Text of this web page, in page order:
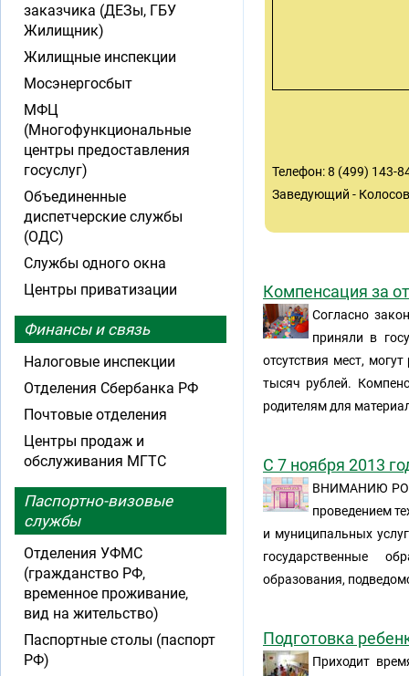
Телефон: 8 (499) 143-
Заведующий -
Компенсация за
Согласно
приняли в
отсутствия мест,
тысяч рублей.
родителям для
С 7 ноября 2013
ВНИМАНИЮ
проведением
и муниципальных
государственные
образования,
Подготовка
Приходит
заказчика (ДЕЗы, ГБУ
Жилищник)
Жилищные инспекции
Мосэнергосбыт
МФЦ
(Многофункциональные
центры предоставления
госуслуг)
Объединенные
диспетчерские службы
(ОДС)
Службы одного окна
Центры приватизации
Финансы и связь
Налоговые инспекции
Отделения Сбербанка РФ
Почтовые отделения
Центры продаж и
обслуживания МГТС
Паспортно-визовые
службы
Отделения УФМС
(гражданство РФ,
временное проживание,
вид на жительство)
Паспортные столы (паспорт
РФ)